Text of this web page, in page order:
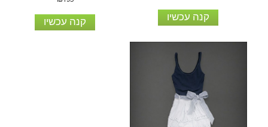
קנה עכשיו קנה עכשיו